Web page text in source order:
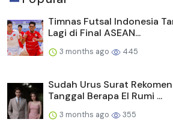
Timnas Futsal Indonesia
Lagi di Final ASEAN...
3 months ago 445
Sudah Urus Surat
Tanggal Berapa El Rumi ...
3 months ago 355